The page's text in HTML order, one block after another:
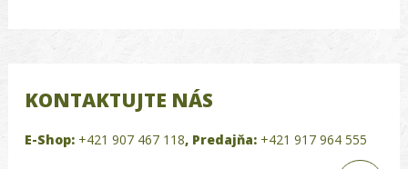
KONTAKTUJTE NÁS
E-Shop: +421 907 467 118, Predajňa: +421 917 964 555